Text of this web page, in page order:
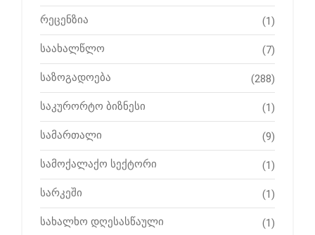
რეცენზია (1)
საახალწლო (7)
საზოგადოება (288)
საკურორტო ბიზნესი (1)
სამართალი (9)
სამოქალაქო სექტორი (1)
სარკეში (1)
სახალხო დღესასწაული (1)